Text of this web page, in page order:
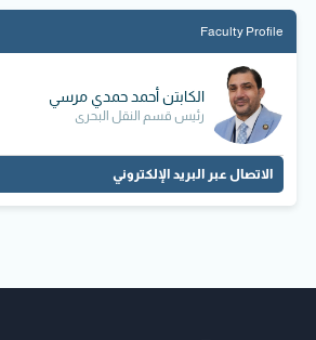
Faculty Profile
الكابتن أحمد حمدي مرسي
رئيس قسم النقل البحري
الاتصال عبر البريد الإلكتروني